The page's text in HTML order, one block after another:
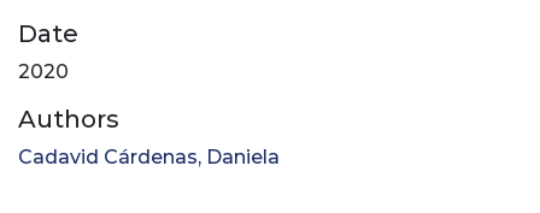
Date
2020
Authors
Cadavid Cárdenas, Daniela